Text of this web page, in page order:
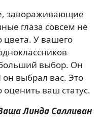
завораживающие
глаза совсем не
цвета. У вашего
выбор. Он
выбрал вас. Это
ваш статус.
Линда Салливан